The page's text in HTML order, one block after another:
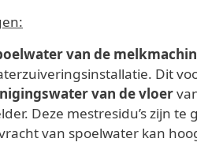
van de
Dit
van de vloer
Deze mestresidu’s zijn
van spoelwater kan